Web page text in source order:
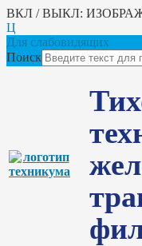
ВКЛ / ВЫКЛ:
Ц
Для слабовидящих
Поиск